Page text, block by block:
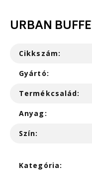
URBAN
Cikkszám:
Gyártó:
Termékcsalád:
Anyag:
Szín:
Kategória: